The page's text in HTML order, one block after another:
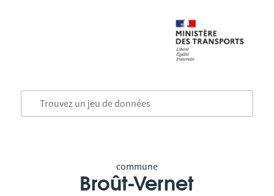
commune
Broût-Vernet